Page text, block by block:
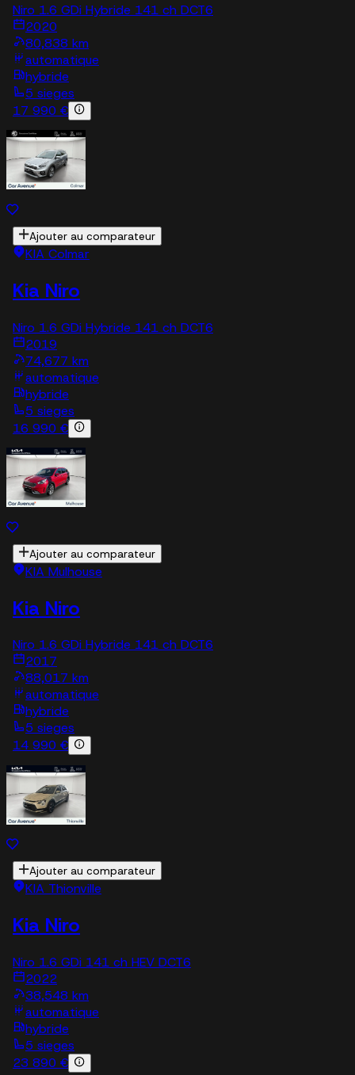
Niro 1.6 GDi Hybride 141 ch DCT6
2020
80,838 km
automatique
hybride
5 sieges
17 990 €
Ajouter au comparateur
KIA Colmar
Kia Niro
Niro 1.6 GDi Hybride 141 ch DCT6
2019
74,677 km
automatique
hybride
5 sieges
16 990 €
Ajouter au comparateur
KIA Mulhouse
Kia Niro
Niro 1.6 GDi Hybride 141 ch DCT6
2017
88,017 km
automatique
hybride
5 sieges
14 990 €
Ajouter au comparateur
KIA Thionville
Kia Niro
Niro 1.6 GDi 141 ch HEV DCT6
2022
38,548 km
automatique
hybride
5 sieges
23 890 €